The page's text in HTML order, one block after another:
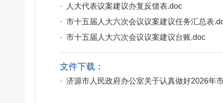
· 人大代表议案建议办复反馈表.doc
· 市十五届人大六次会议议案建议任务汇总表
· 市十五届人大六次会议议案建议台账.doc
文件下载：
· 济源市人民政府办公室关于认真做好2026年